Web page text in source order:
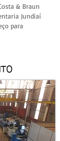
& Braun
Jundiaí
para